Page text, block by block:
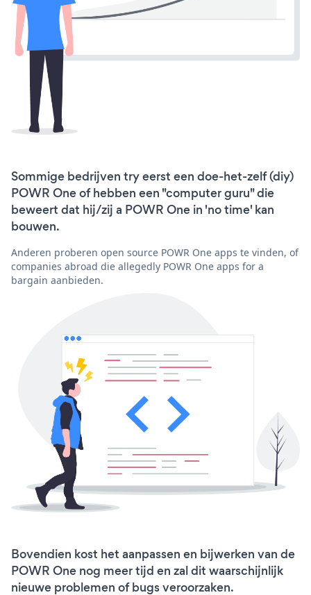
Sommige bedrijven try eerst een doe-het-zelf (diy)
POWR One of hebben een "computer guru" die
beweert dat hij/zij a POWR One in 'no time' kan
bouwen.
Anderen proberen open source POWR One apps te vinden, of
companies abroad die allegedly POWR One apps for a
bargain aanbieden.
Bovendien kost het aanpassen en bijwerken van de
POWR One nog meer tijd en zal dit waarschijnlijk
nieuwe problemen of bugs veroorzaken.